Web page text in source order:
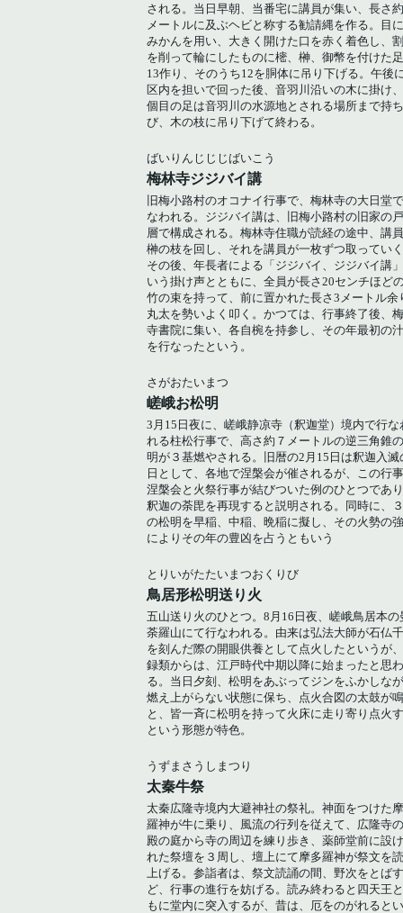
される。当日早朝、当番宅に講員が集い、長さ
メートルに及ぶヘビと称する勧請縄を作る。目
みかんを用い、大きく開けた口を赤く着色し、
を削って輪にしたものに樒、榊、御幣を付けた
13作り、そのうち12を胴体に吊り下げる。午後
区内を担いで回った後、音羽川沿いの木に掛け
個目の足は音羽川の水源地とされる場所まで持
び、木の枝に吊り下げて終わる。
ばいりんじじじばいこう
梅林寺ジジバイ講
旧梅小路村のオコナイ行事で、梅林寺の大日堂
なわれる。ジジバイ講は、旧梅小路村の旧家の
層で構成される。梅林寺住職が読経の途中、講
榊の枝を回し、それを講員が一枚ずつ取ってい
その後、年長者による「ジジバイ、ジジバイ講
いう掛け声とともに、全員が長さ20センチほど
竹の束を持って、前に置かれた長さ3メートル余
丸太を勢いよく叩く。かつては、行事終了後、
寺書院に集い、各自椀を持参し、その年最初の
を行なったという。
さがおたいまつ
嵯峨お松明
3月15日夜に、嵯峨静凉寺（釈迦堂）境内で行な
れる柱松行事で、高さ約７メートルの逆三角錐
明が３基燃やされる。旧暦の2月15日は釈迦入滅
日として、各地で涅槃会が催されるが、この行
涅槃会と火祭行事が結びついた例のひとつであ
釈迦の荼毘を再現すると説明される。同時に、
の松明を早稲、中稲、晩稲に擬し、その火勢の
によりその年の豊凶を占うともいう
とりいがたたいまつおくりび
鳥居形松明送り火
五山送り火のひとつ。8月16日夜、嵯峨鳥居本の
荼羅山にて行なわれる。由来は弘法大師が石仏
を刻んだ際の開眼供養として点火したというが
録類からは、江戸時代中期以降に始まったと思
る。当日夕刻、松明をあぶってジンをふかしな
燃え上がらない状態に保ち、点火合図の太鼓が
と、皆一斉に松明を持って火床に走り寄り点火
という形態が特色。
うずまさうしまつり
太秦牛祭
太秦広隆寺境内大避神社の祭礼。神面をつけた
羅神が牛に乗り、風流の行列を従えて、広隆寺
殿の庭から寺の周辺を練り歩き、薬師堂前に設
れた祭壇を３周し、壇上にて摩多羅神が祭文を
上げる。参詣者は、祭文読誦の間、野次をとば
ど、行事の進行を妨げる。読み終わると四天王
もに堂内に突入するが、昔は、厄をのがれると